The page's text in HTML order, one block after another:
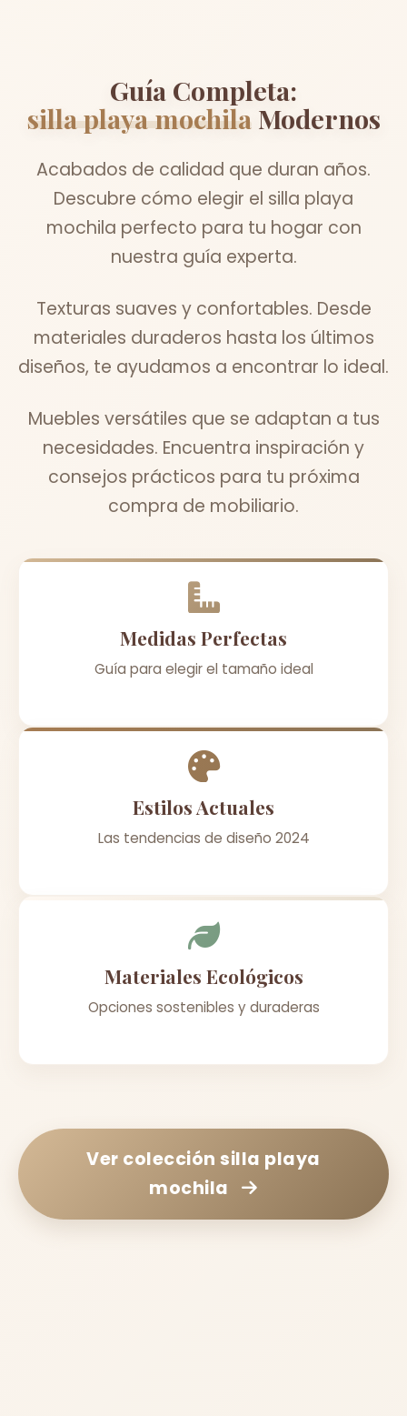
Guía Completa:
silla playa mochilaModernos
Acabados de calidad que duran años.
Descubre cómo elegir el silla playa
mochila perfecto para tu hogar con
nuestra guía experta.
Texturas suaves y confortables. Desde
materiales duraderos hasta los últimos
diseños, te ayudamos a encontrar lo ideal.
Muebles versátiles que se adaptan a tus
necesidades. Encuentra inspiración y
consejos prácticos para tu próxima
compra de mobiliario.
Medidas Perfectas
Guía para elegir el tamaño ideal
Estilos Actuales
Las tendencias de diseño 2024
Materiales Ecológicos
Opciones sostenibles y duraderas
Ver colecciónsilla playa
mochila